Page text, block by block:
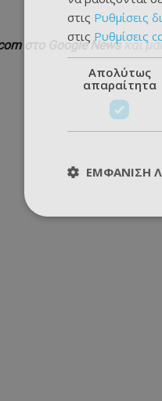
στο Google Newsκαι
στις Ρυθμίσεις
στις Ρυθμίσεις
Απολύτως
απαραίτητα
ΕΜΦΆΝΙΣΗ